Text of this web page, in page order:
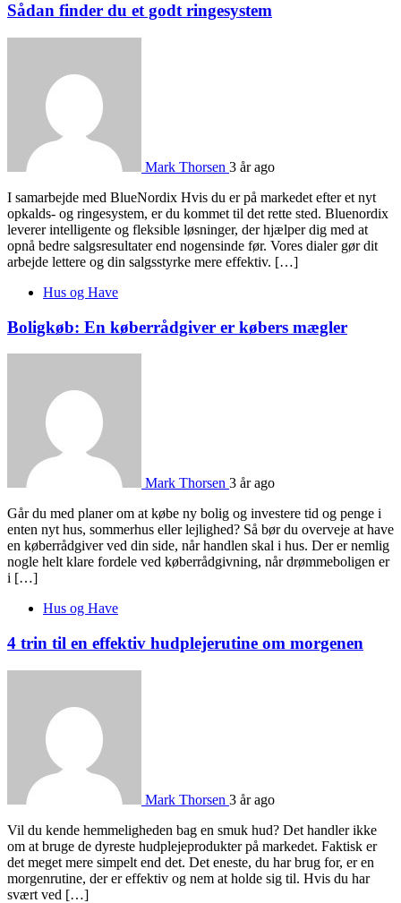
Sådan finder du et godt ringesystem
Mark Thorsen 3 år ago
I samarbejde med BlueNordix Hvis du er på markedet efter et nyt
opkalds- og ringesystem, er du kommet til det rette sted. Bluenordix
leverer intelligente og fleksible løsninger, der hjælper dig med at
opnå bedre salgsresultater end nogensinde før. Vores dialer gør dit
arbejde lettere og din salgsstyrke mere effektiv. […]
Hus og Have
Boligkøb: En køberrådgiver er købers mægler
Mark Thorsen 3 år ago
Går du med planer om at købe ny bolig og investere tid og penge i
enten nyt hus, sommerhus eller lejlighed? Så bør du overveje at have
en køberrådgiver ved din side, når handlen skal i hus. Der er nemlig
nogle helt klare fordele ved køberrådgivning, når drømmeboligen er
i […]
Hus og Have
4 trin til en effektiv hudplejerutine om morgenen
Mark Thorsen 3 år ago
Vil du kende hemmeligheden bag en smuk hud? Det handler ikke
om at bruge de dyreste hudplejeprodukter på markedet. Faktisk er
det meget mere simpelt end det. Det eneste, du har brug for, er en
morgenrutine, der er effektiv og nem at holde sig til. Hvis du har
svært ved […]